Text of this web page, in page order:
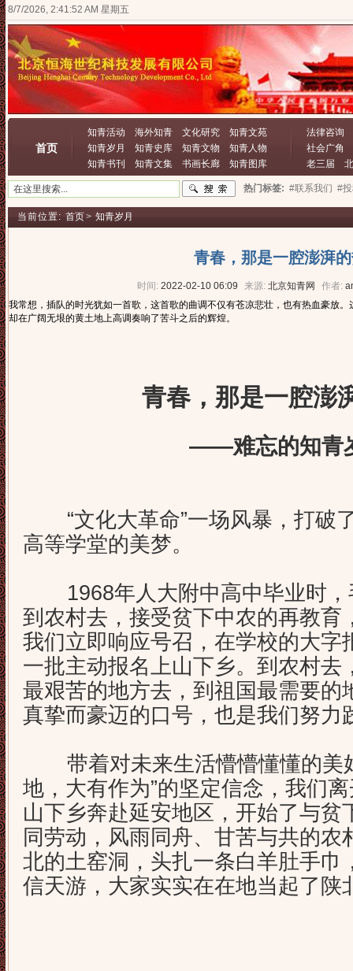
8/7/2026, 2:41:53 AM 星期五
首页
知青活动 海外知青 文化研究
知青文苑
知青岁月
知青史库 知青文物
知青人物
知青书刊
知青文集 书画长廊 知青图库
法律咨询
社会广角
老三届
热门标签: #联系我们 #
当前位置: 首页> 知青岁月
青春，那是一腔澎湃
时间: 2022-02-10 06:09 来源: 北京知青网 作者:
我常想，插队的时光犹如一首歌，这首歌的曲调不仅有苍凉悲壮，也有热血豪放
却在广阔无垠的黄土地上高调奏响了苦斗之后的辉煌。
青春，那是一腔澎
——难忘的知青
“文化大革命”一场风暴，打破
高等学堂的美梦。
1968年人大附中高中毕业时，
到农村去，接受贫下中农的再教育
我们立即响应号召，在学校的大字
一批主动报名上山下乡。到农村去
最艰苦的地方去，到祖国最需要的
真挚而豪迈的口号，也是我们努力
带着对未来生活懵懵懂懂的美
地，大有作为”的坚定信念，我们
山下乡奔赴延安地区，开始了与贫
同劳动，风雨同舟、甘苦与共的农
北的土窑洞，头扎一条白羊肚手巾
信天游，大家实实在在地当起了陕